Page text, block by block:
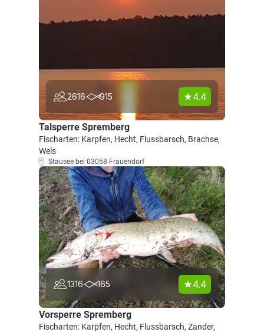
2616 915 4.4
Talsperre Spremberg
Fischarten: Karpfen, Hecht, Flussbarsch, Brachse,
Wels
Stausee bei 03058 Frauendorf
1316 165 4.4
Vorsperre Spremberg
Fischarten: Karpfen, Hecht, Flussbarsch, Zander,